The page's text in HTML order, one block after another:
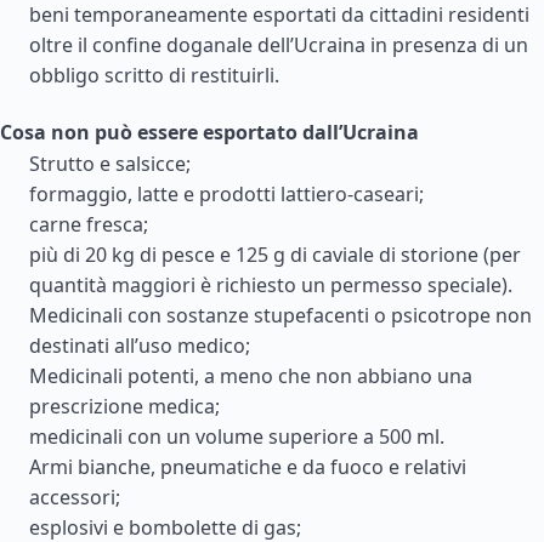
beni temporaneamente esportati da cittadini residenti
oltre il confine doganale dell’Ucraina in presenza di un
obbligo scritto di restituirli.
Cosa non può essere esportato dall’Ucraina
Strutto e salsicce;
formaggio, latte e prodotti lattiero-caseari;
carne fresca;
più di 20 kg di pesce e 125 g di caviale di storione (per
quantità maggiori è richiesto un permesso speciale).
Medicinali con sostanze stupefacenti o psicotrope non
destinati all’uso medico;
Medicinali potenti, a meno che non abbiano una
prescrizione medica;
medicinali con un volume superiore a 500 ml.
Armi bianche, pneumatiche e da fuoco e relativi
accessori;
esplosivi e bombolette di gas;